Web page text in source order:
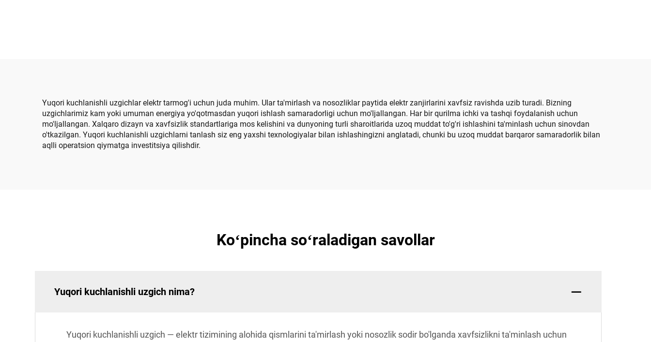
Yuqori kuchlanishli uzgichlar elektr tarmog'i uchun juda muhim. Ular ta'mirlash va nosozliklar paytida elektr zanjirlarini xavfsiz ravishda uzib turadi. Bizning
uzgichlarimiz kam yoki umuman energiya yo'qotmasdan yuqori ishlash samaradorligi uchun mo'ljallangan. Har bir qurilma ichki va tashqi foydalanish uchun
mo'ljallangan. Xalqaro dizayn va xavfsizlik standartlariga mos kelishini va dunyoning turli sharoitlarida uzoq muddat to'g'ri ishlashini ta'minlash uchun sinovdan
o'tkazilgan. Yuqori kuchlanishli uzgichlarni tanlash siz eng yaxshi texnologiyalar bilan ishlashingizni anglatadi, chunki bu uzoq muddat barqaror samaradorlik bilan
aqlli operatsion qiymatga investitsiya qilishdir.
Koʻpincha soʻraladigan savollar
Yuqori kuchlanishli uzgich nima?
Yuqori kuchlanishli uzgich — elektr tizimining alohida qismlarini ta'mirlash yoki nosozlik sodir bo'lganda xavfsizlikni ta'minlash uchun